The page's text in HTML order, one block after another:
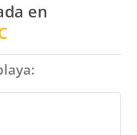
en